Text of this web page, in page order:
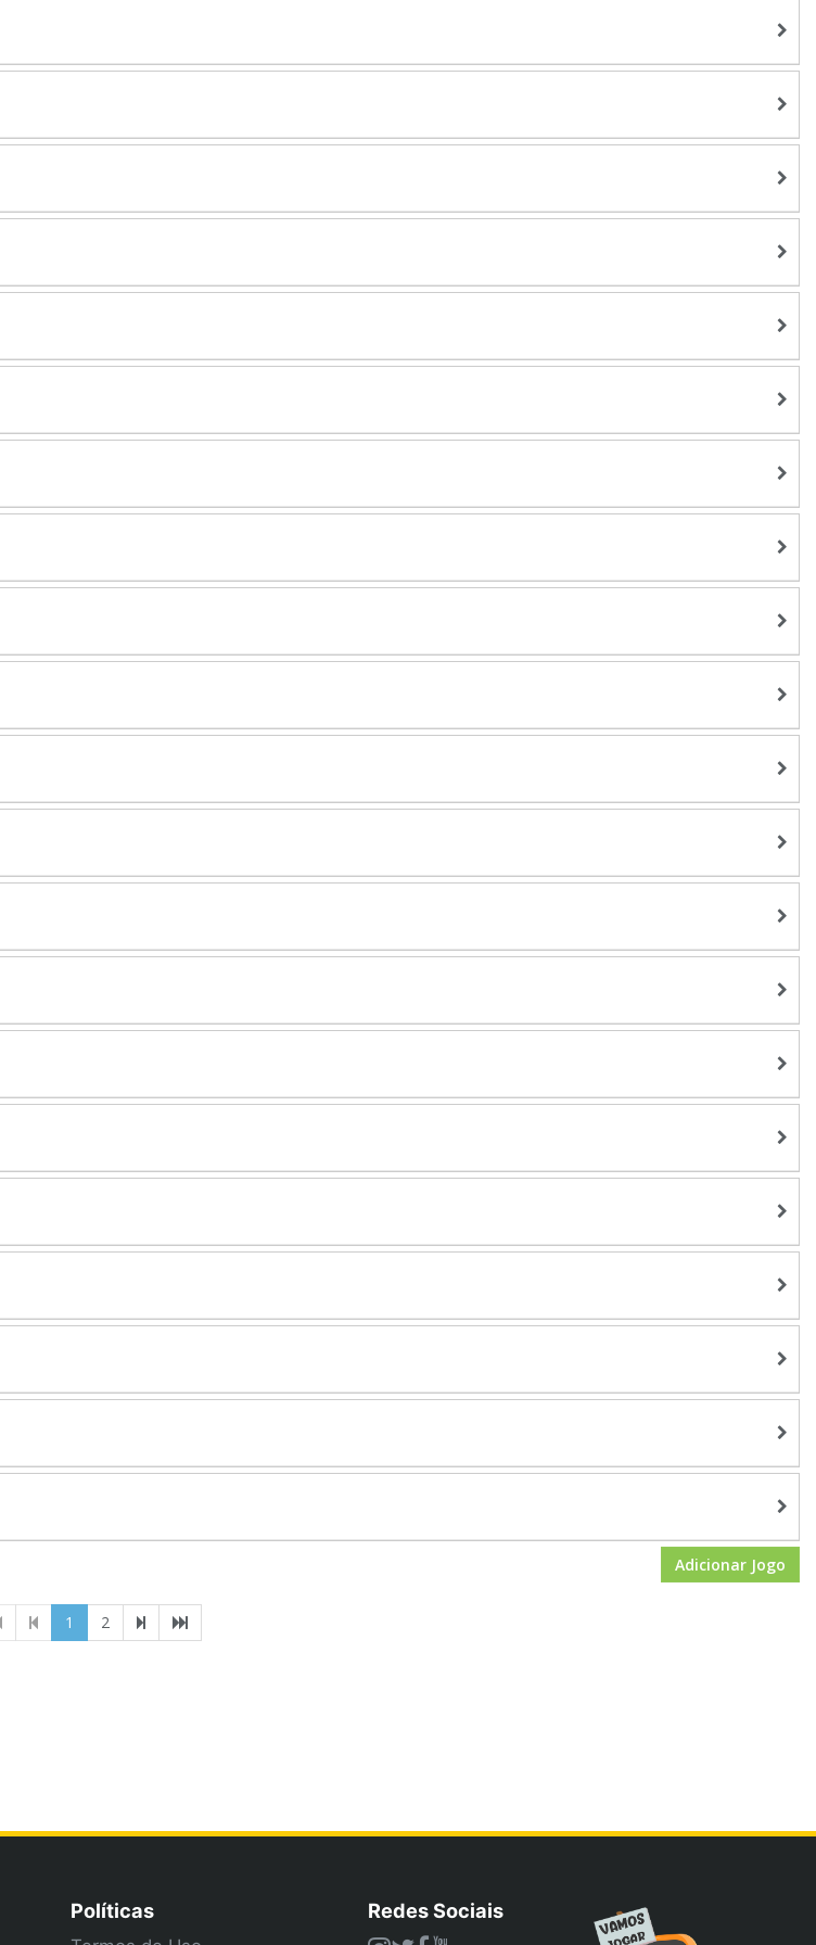
Adicionar Jogo
1 (current)
2
Políticas Redes Sociais